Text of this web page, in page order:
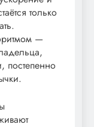
только
—
постепенно